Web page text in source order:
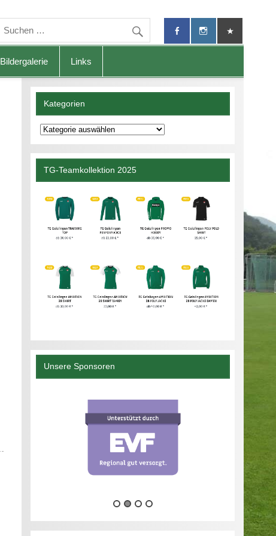
Bildergalerie Links
Kategorien
Kategorien
TG-Teamkollektion 2025
Unsere Sponsoren